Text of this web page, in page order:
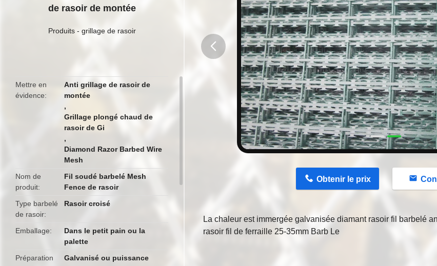
de rasoir de montée
Produits- grillage de rasoir
Mettre en
évidence
Anti grillage de rasoir de
montée
,
Grillage plongé chaud de
rasoir de Gi
,
Diamond Razor Barbed Wire
Mesh
Nom de
produit
Fil soudé barbelé Mesh
Fence de rasoir
Type barbelé
de rasoir
Rasoir croisé
Emballage
Dans le petit pain ou la
palette
Préparation
Galvanisé ou puissance
Obtenir le prix
La chaleur est immergée galvanisée diamant rasoir fil barbelé
rasoir fil de ferraille 25-35mm Barb Le